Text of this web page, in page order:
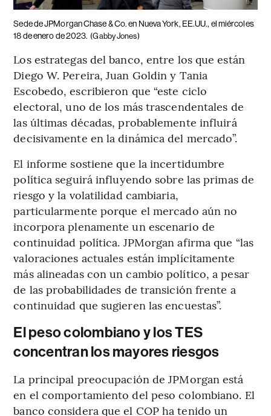
Sede de JPMorgan Chase & Co. en Nueva York, EE.UU., el miércoles
18 de enero de 2023. (Gabby Jones)
Los estrategas del banco, entre los que están
Diego W. Pereira, Juan Goldin y Tania
Escobedo, escribieron que “este ciclo
electoral, uno de los más trascendentales de
las últimas décadas, probablemente influirá
decisivamente en la dinámica del mercado”.
El informe sostiene que la incertidumbre
política seguirá influyendo sobre las primas de
riesgo y la volatilidad cambiaria,
particularmente porque el mercado aún no
incorpora plenamente un escenario de
continuidad política. JPMorgan afirma que “las
valoraciones actuales están implícitamente
más alineadas con un cambio político, a pesar
de las probabilidades de transición frente a
continuidad que sugieren las encuestas”.
El peso colombiano y los TES
concentran los mayores riesgos
La principal preocupación de JPMorgan está
en el comportamiento del peso colombiano. El
banco considera que el COP ha tenido un